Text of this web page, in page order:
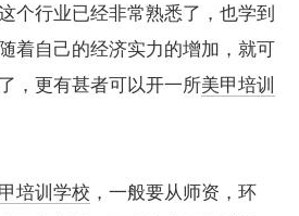
个行业已经非常熟悉了，也学到
着自己的经济实力的增加，就可
，更有甚者可以开一所美甲培训
培训学校 ，一般要从师资，环